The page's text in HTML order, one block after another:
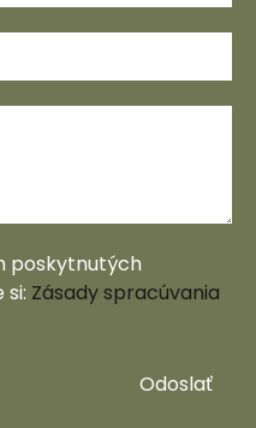
poskytnutých
Zásady spracúvania
Odoslať